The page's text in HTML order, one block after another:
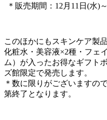
＊販売期間：12月11日(水)
このほかにもスキンケア製
化粧水・美容液×2種・フェ
ム）が入ったお得なギフト
ズ館限定で発売します。
＊数に限りがございますの
第終了となります。